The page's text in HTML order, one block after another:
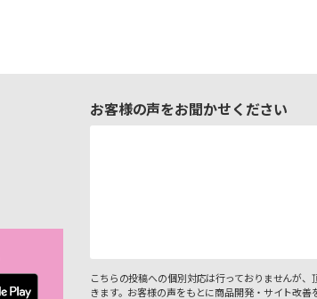
お客様の声をお聞かせください
こちらの投稿への個別対応は行っておりませんが
きます。お客様の声をもとに商品開発・サイト改善